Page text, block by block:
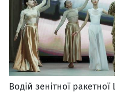
Водій зенітної